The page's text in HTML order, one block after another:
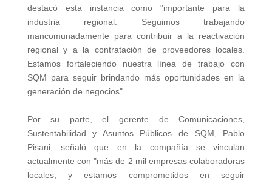
destacó esta instancia como "importante para la
industria regional. Seguimos trabajando
mancomunadamente para contribuir a la reactivación
regional y a la contratación de proveedores locales.
Estamos fortaleciendo nuestra línea de trabajo con
SQM para seguir brindando más oportunidades en la
generación de negocios".
Por su parte, el gerente de Comunicaciones,
Sustentabilidad y Asuntos Públicos de SQM, Pablo
Pisani, señaló que en la compañía se vinculan
actualmente con "más de 2 mil empresas colaboradoras
locales, y estamos comprometidos en seguir